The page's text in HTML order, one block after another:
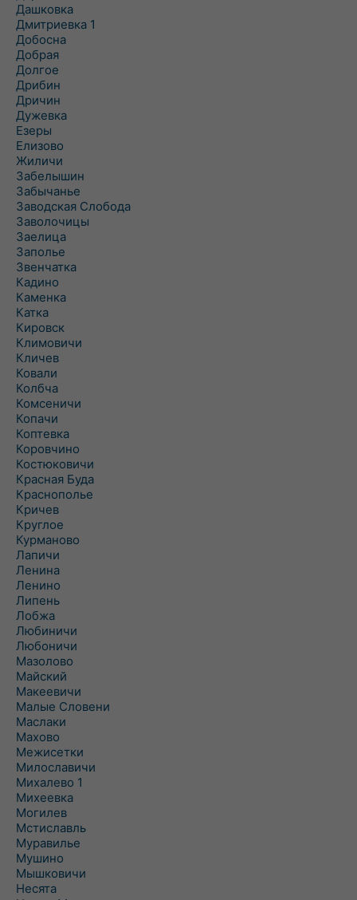
Дашковка
Дмитриевка 1
Добосна
Добрая
Долгое
Дрибин
Дричин
Дужевка
Езеры
Елизово
Жиличи
Забелышин
Забычанье
Заводская Слобода
Заволочицы
Заелица
Заполье
Звенчатка
Кадино
Каменка
Катка
Кировск
Климовичи
Кличев
Ковали
Колбча
Комсеничи
Копачи
Коптевка
Коровчино
Костюковичи
Красная Буда
Краснополье
Кричев
Круглое
Курманово
Лапичи
Ленина
Ленино
Липень
Лобжа
Любиничи
Любоничи
Мазолово
Майский
Макеевичи
Малые Словени
Маслаки
Махово
Межисетки
Милославичи
Михалево 1
Михеевка
Могилев
Мстиславль
Муравилье
Мушино
Мышковичи
Несята